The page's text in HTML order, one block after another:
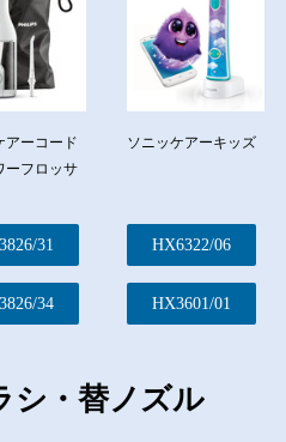
アーコード
ーフロッサ
31
34
ソニッケアーキッズ
HX6322/06
HX3601/01
シ・替ノズル